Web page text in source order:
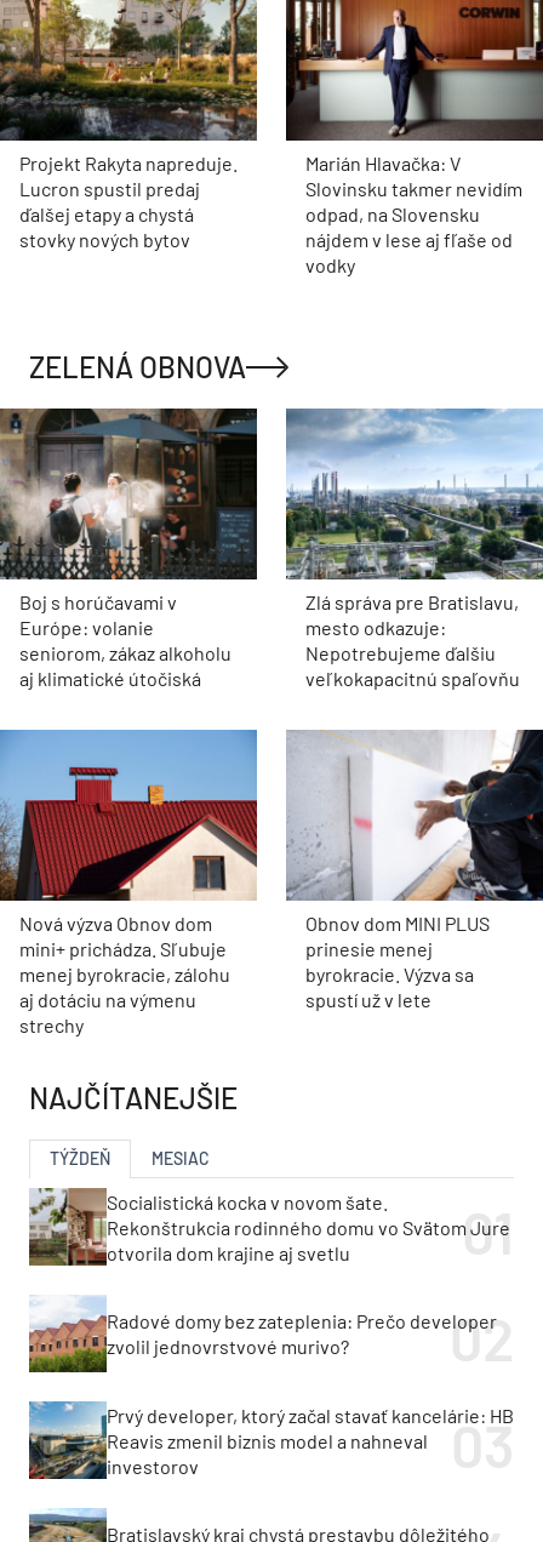
Projekt Rakyta napreduje.
Lucron spustil predaj
ďalšej etapy a chystá
stovky nových bytov
Marián Hlavačka: V
Slovinsku takmer nevidím
odpad, na Slovensku
nájdem v lese aj fľaše od
vodky
ZELENÁ OBNOVA
Boj s horúčavami v
Európe: volanie
seniorom, zákaz alkoholu
aj klimatické útočiská
Zlá správa pre Bratislavu,
mesto odkazuje:
Nepotrebujeme ďalšiu
veľkokapacitnú spaľovňu
Nová výzva Obnov dom
mini+ prichádza. Sľubuje
menej byrokracie, zálohu
aj dotáciu na výmenu
strechy
Obnov dom MINI PLUS
prinesie menej
byrokracie. Výzva sa
spustí už v lete
NAJČÍTANEJŠIE
TÝŽDEŇ MESIAC
Socialistická kocka v novom šate.
Rekonštrukcia rodinného domu vo Svätom Jure
otvorila dom krajine aj svetlu
Radové domy bez zateplenia: Prečo developer
zvolil jednovrstvové murivo?
Prvý developer, ktorý začal stavať kancelárie: HB
Reavis zmenil biznis model a nahneval
investorov
Bratislavský kraj chystá prestavbu dôležitého